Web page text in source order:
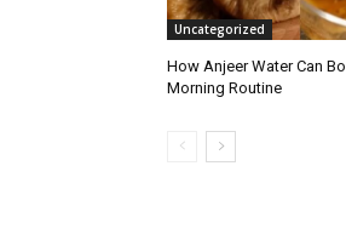
Uncategorized
How Anjeer Water Can
Morning Routine